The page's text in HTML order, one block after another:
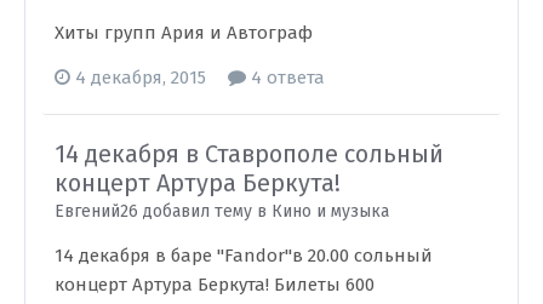
Хиты групп Ария и Автограф
4 декабря, 2015 4 ответа
14 декабря в Ставрополе сольный
концерт Артура Беркута!
Евгений26 добавил тему в Кино и музыка
14 декабря в баре "Fandor"в 20.00 сольный
концерт Артура Беркута! Билеты 600